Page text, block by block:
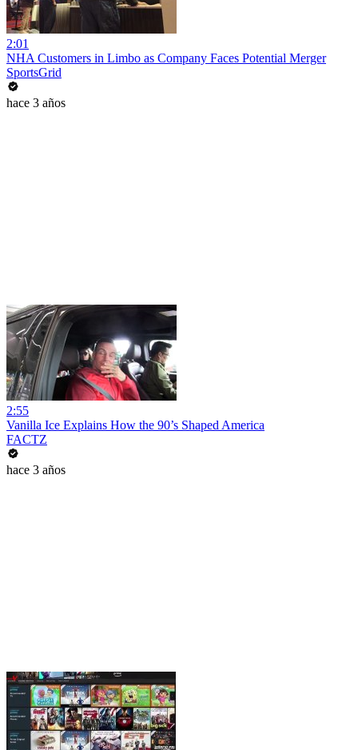
2:01
NHA Customers in Limbo as Company Faces Potential Merger
SportsGrid
hace 3 años
2:55
Vanilla Ice Explains How the 90’s Shaped America
FACTZ
hace 3 años